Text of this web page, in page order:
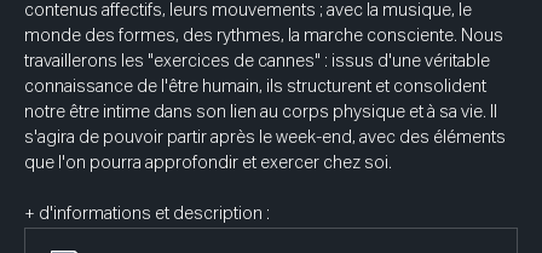
contenus affectifs, leurs mouvements ; avec la musique, le
monde des formes, des rythmes, la marche consciente. Nous
travaillerons les "exercices de cannes" : issus d'une véritable
connaissance de l'être humain, ils structurent et consolident
notre être intime dans son lien au corps physique et à sa vie. Il
s'agira de pouvoir partir après le week-end, avec des éléments
que l'on pourra approfondir et exercer chez soi.
+ d'informations et description :